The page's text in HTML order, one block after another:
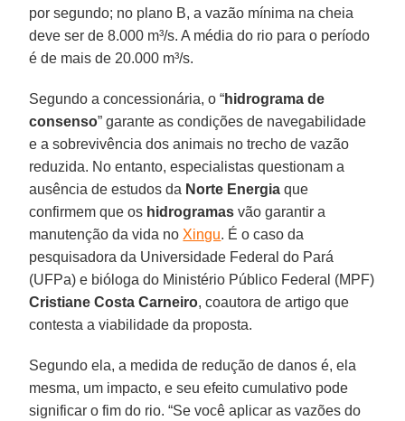
por segundo; no plano B, a vazão mínima na cheia
deve ser de 8.000 m³/s. A média do rio para o período
é de mais de 20.000 m³/s.
Segundo a concessionária, o “hidrograma de
consenso” garante as condições de navegabilidade
e a sobrevivência dos animais no trecho de vazão
reduzida. No entanto, especialistas questionam a
ausência de estudos da Norte Energia que
confirmem que os hidrogramas vão garantir a
manutenção da vida noXingu. É o caso da
pesquisadora da Universidade Federal do Pará
(UFPa) e bióloga do Ministério Público Federal (MPF)
Cristiane Costa Carneiro, coautora de artigo que
contesta a viabilidade da proposta.
Segundo ela, a medida de redução de danos é, ela
mesma, um impacto, e seu efeito cumulativo pode
significar o fim do rio. “Se você aplicar as vazões do